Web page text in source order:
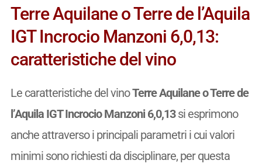
Terre Aquilane o Terre de l’Aquila
IGT Incrocio Manzoni 6,0,13:
caratteristiche del vino
Le caratteristiche del vinoTerre Aquilane o Terre de
l’Aquila IGT Incrocio Manzoni 6,0,13si esprimono
anche attraverso i principali parametri i cui valori
minimi sono richiesti da disciplinare, per questa